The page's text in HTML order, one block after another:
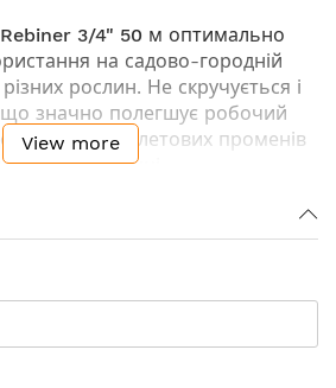
Rebiner 3/4" 50 м оптимально
на садово-городній
рослин. Не скручується і
що значно полегшує робочий
дії ультрафіолетових променів
шланг на вулиці.
шар
Стійкий до впливу UV
стінках шланга
View more